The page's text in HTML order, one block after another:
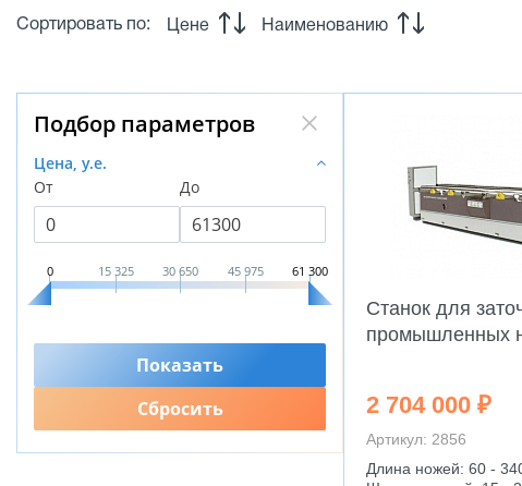
Сортировать по: Цене Наименованию
Подбор параметров
Цена, у.е.
От
До
0 15 325 30 650 45 975 61 300
Станок для
промышленных
2 704 000 ₽
Артикул: 2856
Длина ножей: 60 -